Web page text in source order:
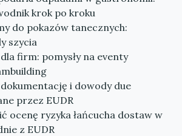
krok po kroku
do pokazów tanecznych:
szycia
firm: pomysły na eventy
i dowody due
przez EUDR
ocenę ryzyka łańcucha dostaw w
z EUDR